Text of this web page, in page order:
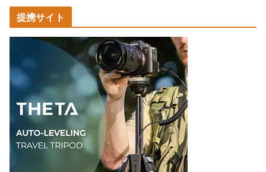
カ
テ
ゴ
ー
提携サイト